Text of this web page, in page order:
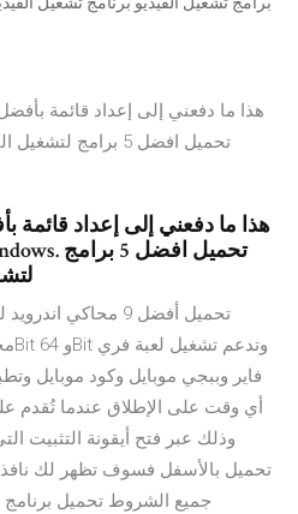
هذا ما دفعني إلى إعداد قائمة
هذا ما دفعني إلى إعداد قائمة
فاير وببجي موبايل وكود موبايل
أي وقت على الإطلاق عندما تُقدم
تحميل بالأسفل فسوف تظهر لك نافذة
جميع الشروط تحميل